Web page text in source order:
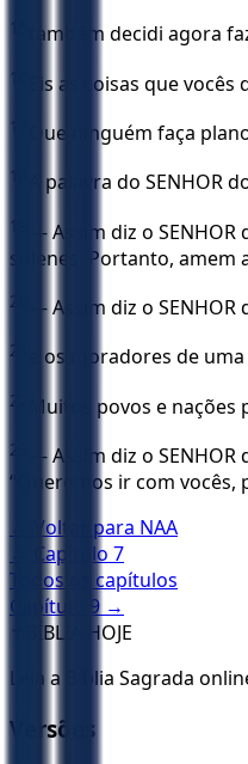
15 também decidi agora
16 Eis as coisas que
17 Que ninguém faça
18 A palavra do SENHOR
19
— Assim diz o
solenes. Portanto, amem
20 — Assim diz o
21 e os moradores de
22 Muitos povos e
23
— Assim diz o
“Queremos ir com vocês,
← Voltar para NAA
← Capítulo 7
Todos os capítulos
Capítulo
9 →
BÍBLIA HOJE
Leia a Bíblia Sagrada
Versões